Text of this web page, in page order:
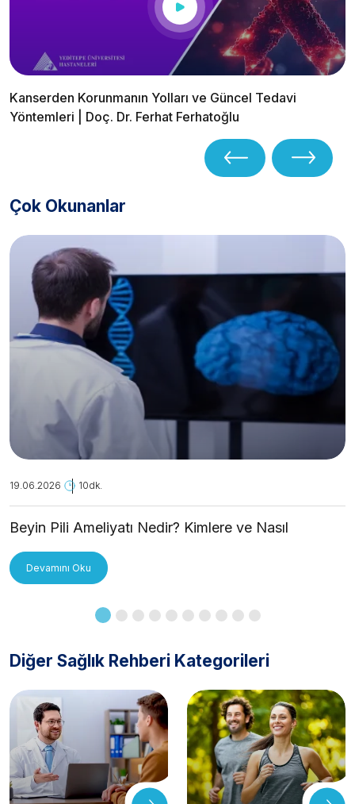
Kanserden Korunmanın Yolları ve Güncel Tedavi
Yöntemleri | Doç. Dr. Ferhat Ferhatoğlu
Çok Okunanlar
19.06.2026 10dk.
Beyin Pili Ameliyatı Nedir? Kimlere ve Nasıl
Devamını Oku
Diğer Sağlık Rehberi Kategorileri